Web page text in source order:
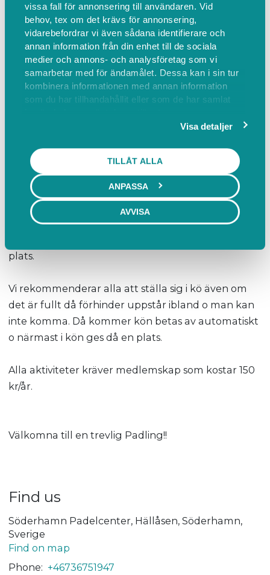
vissa fall för annonsering till användaren. Vid
behov, tex om det krävs för annonsering,
vidarebefordrar vi även sådana identifierare och
annan information från din enhet till de sociala
medier och annons- och analysföretag som vi
samarbetar med för ändamålet. Dessa kan i sin tur
kombinera informationen med annan information
som du har tillhandahållit eller som de har samlat
Visa detaljer
TILLÅT ALLA
ANPASSA
AVVISA
Information Find us
INSTÄLLT ...Padel New Stars
New Stars i Padel
Padelrackert finns att låna.
Aktiviteten kostar 95 kr för två timmar. Lotta
ni byter partners efter varje match. Ni spelar till 24
bollar.
Fika serveras efter spel i loungen
ALLA BETALAR avgiften när man spelar till vårt
plats.
Vi rekommenderar alla att ställa sig i kö även om
det är fullt då förhinder uppstår ibland o man kan
inte komma. Då kommer kön betas av automatiskt
o närmast i kön ges då en plats.
Alla aktiviteter kräver medlemskap som kostar 150
kr/år.
Välkomna till en trevlig Padling!!
Find us
Söderhamn Padelcenter, Hällåsen, Söderhamn,
Sverige
Find on map
Phone: +46736751947